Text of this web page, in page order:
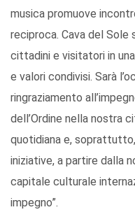
musica promuove
reciproca. Cava del Sole
cittadini e visitatori in
e valori condivisi. Sarà
ringraziamento
dell’Ordine nella nostra
quotidiana e,
iniziative, a partire dalla
capitale culturale
impegno”.